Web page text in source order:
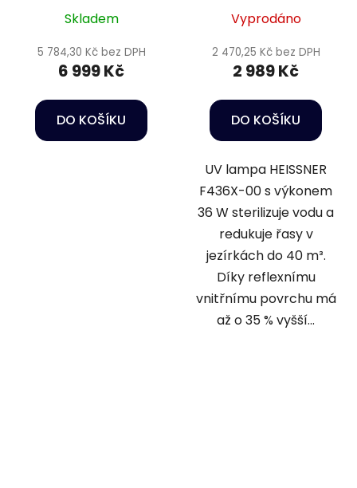
Skladem
5 784,30 Kč bez DPH
6 999 Kč
DO KOŠÍKU
Vyprodáno
2 470,25 Kč bez DPH
2 989 Kč
DO KOŠÍKU
UV lampa HEISSNER
F436X-00 s výkonem
36 W sterilizuje vodu a
redukuje řasy v
jezírkách do 40 m³.
Díky reflexnímu
vnitřnímu povrchu má
až o 35 % vyšší...